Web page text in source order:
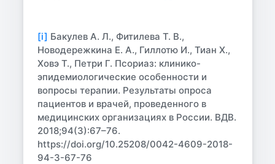
[i] Бакулев А. Л., Фитилева Т. В.,
Новодережкина Е. А., Гиллотю И., Тиан Х.,
Ховэ Т., Петри Г. Псориаз: клинико-
эпидемиологические особенности и
вопросы терапии. Результаты опроса
пациентов и врачей, проведенного в
медицинских организациях в России. ВДВ.
2018;94(3):67–76.
https://doi.org/10.25208/0042-4609-2018-
94-3-67-76